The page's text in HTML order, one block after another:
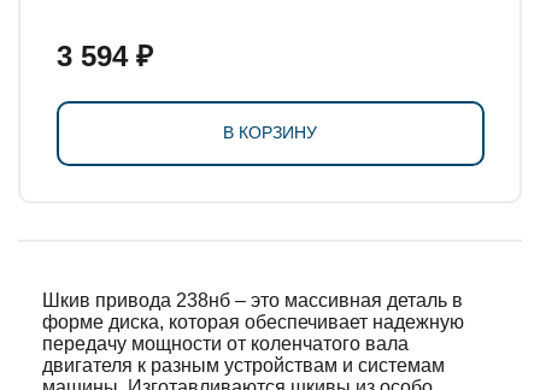
3 594 ₽
В КОРЗИНУ
Шкив привода 238нб – это массивная деталь в
форме диска, которая обеспечивает надежную
передачу мощности от коленчатого вала
двигателя к разным устройствам и системам